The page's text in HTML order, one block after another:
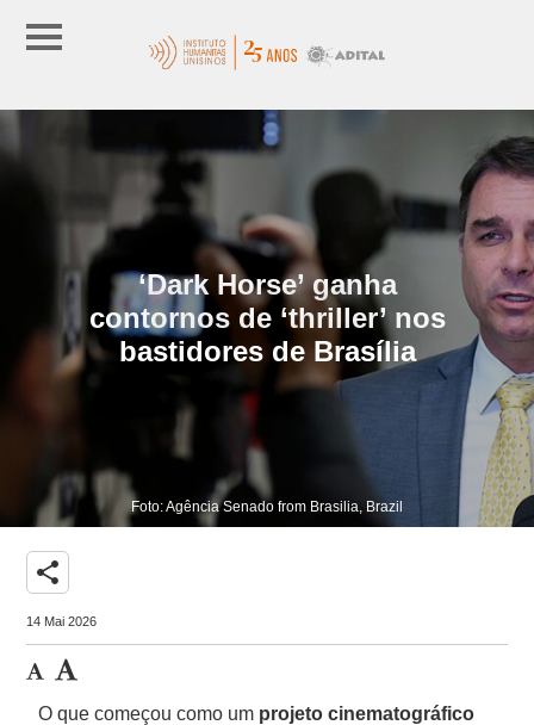
‘Dark Horse’ ganha
contornos de ‘thriller’ nos
bastidores de Brasília
Foto: Agência Senado from Brasilia, Brazil
share
14 Mai 2026
O que começou como um projeto cinematográfico